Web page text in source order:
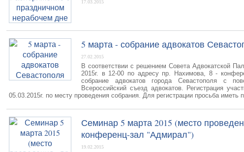
17.03.2015
5 марта - собрание адвокатов
27.02.2015
В соответствии с решением Совета Адвокатской
2015г. в 12-00 по адресу пр. Нахимова, 8 -
собрание адвокатов города Севастополя с
Всероссийский съезд адвокатов. Регистрация
05.03.2015г. по месту проведения собрания. Для регистрации просьба иметь
Семинар 5 марта 2015 (место
конференц-зал "Адмирал")
19.02.2015